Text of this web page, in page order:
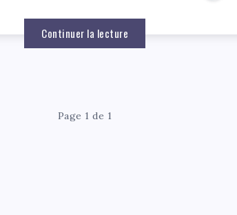
Continuer la lecture
Page 1 de 1